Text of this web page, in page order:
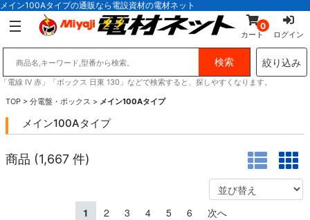
メイン100Aタイプの通販なら電設資材の電材ネット
0
カート ログイン
絞り込み
「電線 IV 赤」「ボックス 日東 130」などで検索すると、探しやすくなります。
TOP > 分電盤・ボックス > メイン100Aタイプ
メイン100Aタイプ
商品 (1,667 件)
1 2 3 4 5 6 次へ